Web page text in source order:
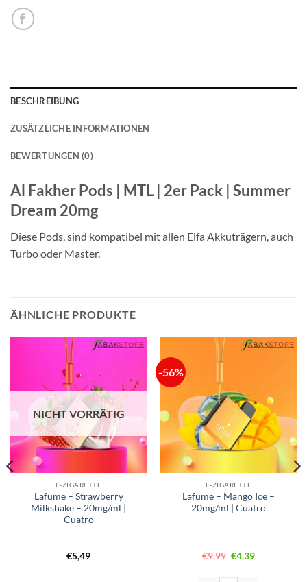
BESCHREIBUNG
ZUSÄTZLICHE INFORMATIONEN
BEWERTUNGEN (0)
Al Fakher Pods | MTL | 2er Pack | Summer
Dream 20mg
Diese Pods, sind kompatibel mit allen Elfa Akkuträgern, auch
Turbo oder Master.
ÄHNLICHE PRODUKTE
NICHT VORRÄTIG
E-ZIGARETTE
Lafume – Strawberry
Milkshake – 20mg/ml |
Cuatro
€5,49
-56%
E-ZIGARETTE
Lafume – Mango Ice –
20mg/ml | Cuatro
€9,99 Ursprünglicher
Preis
€4,39Aktueller